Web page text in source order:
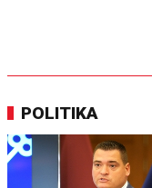
POLITIKA